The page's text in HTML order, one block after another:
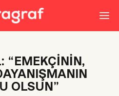
“EMEKÇİNİN,
OLSUN”